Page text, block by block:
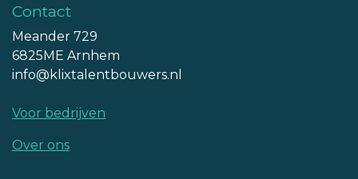
Contact
Meander 729
6825ME Arnhem
info@klixtalentbouwers.nl
Voor bedrijven
Over ons